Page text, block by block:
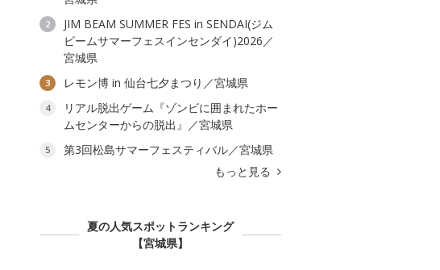
2
JIM BEAM SUMMER FES in SENDAI(ジム
ビームサマーフェスインセンダイ)2026／
宮城県
3 レモン博 in 仙台七夕まつり／宮城県
4
リアル脱出ゲーム『ゾンビに囲まれたホー
ムセンターからの脱出』／宮城県
5
第3回松島サマーフェスティバル／宮城県
もっと見る
夏の人気スポットランキング
【宮城県】